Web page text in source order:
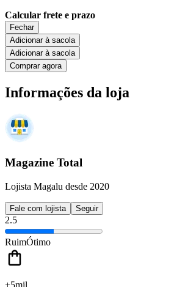
Calcular frete e prazo
Fechar
Adicionar à sacola
Adicionar à sacola
Comprar agora
Informações da loja
Magazine Total
Lojista Magalu desde 2020
Fale com lojista Seguir
2.5
RuimÓtimo
+5mil